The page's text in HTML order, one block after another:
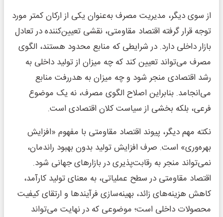
از سوی دیگر، مدیریت مصرف به‌عنوان یکی از ارکان کمتر مورد
توجه قرار گرفته اقتصاد مقاومتی، نقشی تعیین‌کننده در تعادل
بازار داخلی دارد. در شرایطی که منابع محدود هستند، الگوی
مصرف می‌تواند تعیین کند که چه میزان از تولید داخلی به
رشد اقتصادی منجر شود و چه میزان به هدررفت منابع
می‌انجامد. بنابراین اصلاح الگوی مصرف، نه یک موضوع
فرعی، بلکه بخشی از سیاست کلان اقتصادی است.
نکته مهم دیگر، پیوند اقتصاد مقاومتی با مفهوم «افزایش
بهره‌وری» است. صرف افزایش تولید بدون بهبود راندمان،
نمی‌تواند منجر به رقابت‌پذیری در بازارهای جهانی شود.
اقتصاد مقاومتی در سطح عملیاتی، به معنای تولید کارآمد،
کاهش هزینه‌های زائد، بهینه‌سازی فرآیندها و ارتقای کیفیت
محصولات داخلی است؛ موضوعی که در نهایت می‌تواند